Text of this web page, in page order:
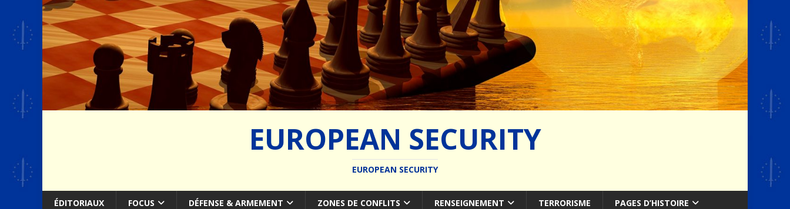
EUROPEAN SECURITY
EUROPEAN SECURITY
ÉDITORIAUX FOCUS DÉFENSE & ARMEMENT ZONES DE CONFLITS RENSEIGNEMENT TERRORISME PAGES D’HISTOIRE